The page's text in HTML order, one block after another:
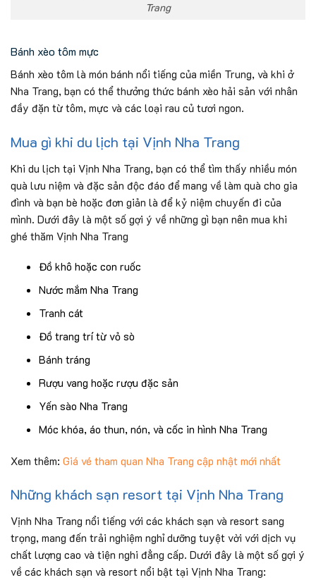
Trang
Bánh xèo tôm mực
Bánh xèo tôm là món bánh nổi tiếng của miền Trung, và khi ở
Nha Trang, bạn có thể thưởng thức bánh xèo hải sản với nhân
đầy đặn từ tôm, mực và các loại rau củ tươi ngon.
Mua gì khi du lịch tại Vịnh Nha Trang
Khi du lịch tại Vịnh Nha Trang, bạn có thể tìm thấy nhiều món
quà lưu niệm và đặc sản độc đáo để mang về làm quà cho gia
đình và bạn bè hoặc đơn giản là để kỷ niệm chuyến đi của
mình. Dưới đây là một số gợi ý về những gì bạn nên mua khi
ghé thăm Vịnh Nha Trang
Đồ khô hoặc con ruốc
Nước mắm Nha Trang
Tranh cát
Đồ trang trí từ vỏ sò
Bánh tráng
Rượu vang hoặc rượu đặc sản
Yến sào Nha Trang
Móc khóa, áo thun, nón, và cốc in hình Nha Trang
Xem thêm: Giá vé tham quan Nha Trang cập nhật mới nhất
Những khách sạn resort tại Vịnh Nha Trang
Vịnh Nha Trang nổi tiếng với các khách sạn và resort sang
trọng, mang đến trải nghiệm nghỉ dưỡng tuyệt vời với dịch vụ
chất lượng cao và tiện nghi đẳng cấp. Dưới đây là một số gợi ý
về các khách sạn và resort nổi bật tại Vịnh Nha Trang: